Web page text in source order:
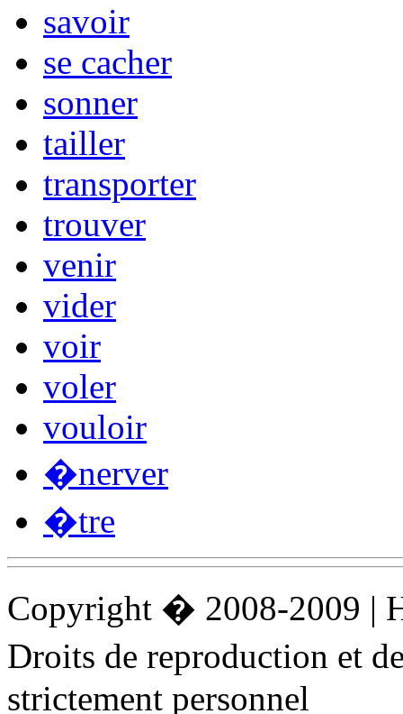
savoir
se cacher
sonner
tailler
transporter
trouver
venir
vider
voir
voler
vouloir
�nerver
�tre
Copyright � 2008-2009 |
Droits de reproduction et
strictement personnel